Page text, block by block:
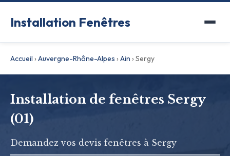
Installation Fenêtres
Accueil ›Auvergne-Rhône-Alpes ›Ain ›Sergy
Installation de fenêtres Sergy
(01)
Demandez vos devis fenêtres à Sergy